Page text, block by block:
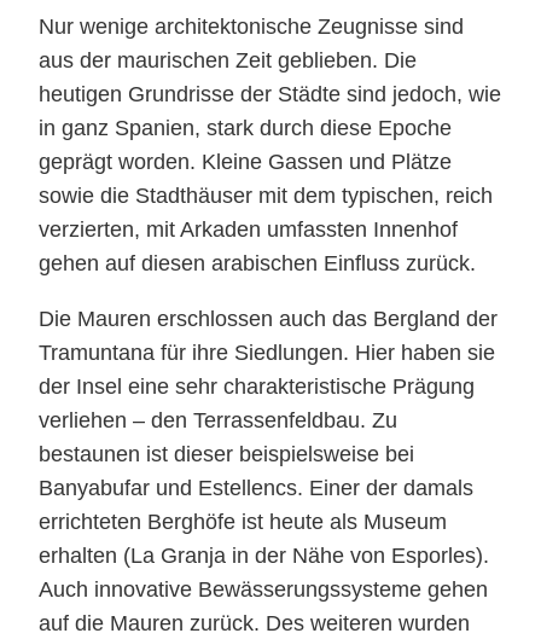
Nur wenige architektonische Zeugnisse sind
aus der maurischen Zeit geblieben. Die
heutigen Grundrisse der Städte sind jedoch, wie
in ganz Spanien, stark durch diese Epoche
geprägt worden. Kleine Gassen und Plätze
sowie die Stadthäuser mit dem typischen, reich
verzierten, mit Arkaden umfassten Innenhof
gehen auf diesen arabischen Einfluss zurück.
Die Mauren erschlossen auch das Bergland der
Tramuntana für ihre Siedlungen. Hier haben sie
der Insel eine sehr charakteristische Prägung
verliehen – den Terrassenfeldbau. Zu
bestaunen ist dieser beispielsweise bei
Banyabufar und Estellencs. Einer der damals
errichteten Berghöfe ist heute als Museum
erhalten (La Granja in der Nähe von Esporles).
Auch innovative Bewässerungssysteme gehen
auf die Mauren zurück. Des weiteren wurden